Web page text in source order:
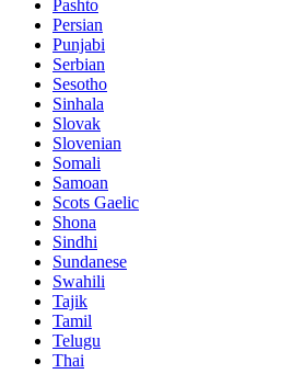
Pashto
Persian
Punjabi
Serbian
Sesotho
Sinhala
Slovak
Slovenian
Somali
Samoan
Scots Gaelic
Shona
Sindhi
Sundanese
Swahili
Tajik
Tamil
Telugu
Thai